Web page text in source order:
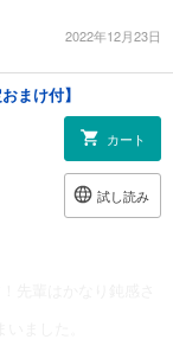
2022年12月23日
まけ付】
カート
試し読み